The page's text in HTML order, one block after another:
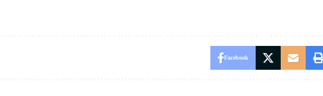
Facebook